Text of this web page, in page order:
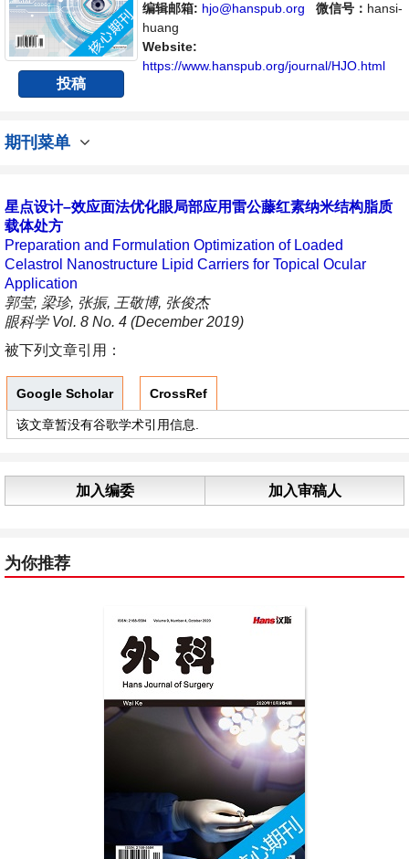
投稿
体，旨在给世界范围内的科学家、学者、科研
人员提供一个传播、分享和讨论眼科学领域内
不同方向问题与发展的交流平台。
编辑邮箱: hjo@hanspub.org 微信号： hansi-
huang
Website:
https://www.hanspub.org/journal/HJO.html
期刊菜单
星点设计–效应面法优化眼局部应用雷公藤红素纳米结构脂质
载体处方
Preparation and Formulation Optimization of Loaded
Celastrol Nanostructure Lipid Carriers for Topical Ocular
Application
郭莹, 梁珍, 张振, 王敬博, 张俊杰
眼科学 Vol. 8 No. 4 (December 2019)
被下列文章引用：
Google Scholar CrossRef
该文章暂没有谷歌学术引用信息.
加入编委 加入审稿人
为你推荐